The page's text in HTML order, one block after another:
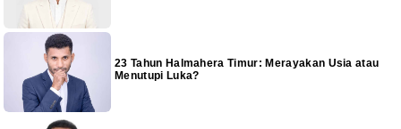
23 Tahun Halmahera Timur: Merayakan Usia atau
Menutupi Luka?